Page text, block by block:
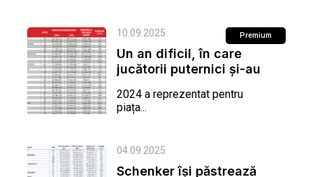
10.09.2025
Un an dificil, în care
jucătorii puternici și-au
2024 a reprezentat pentru
piața...
Premium
04.09.2025
Schenker își păstrează